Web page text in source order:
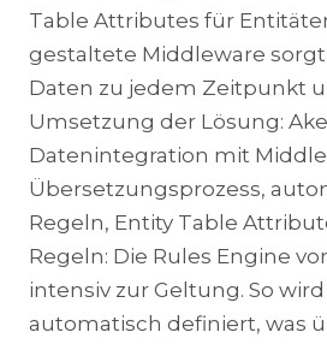
Table Attributes für
gestaltete Middleware
Daten zu jedem Zeitpunkt
Umsetzung der Lösung:
Datenintegration mit
Übersetzungsprozess,
Regeln, Entity Table
Regeln: Die Rules Engine
intensiv zur Geltung. So
automatisch definiert, was